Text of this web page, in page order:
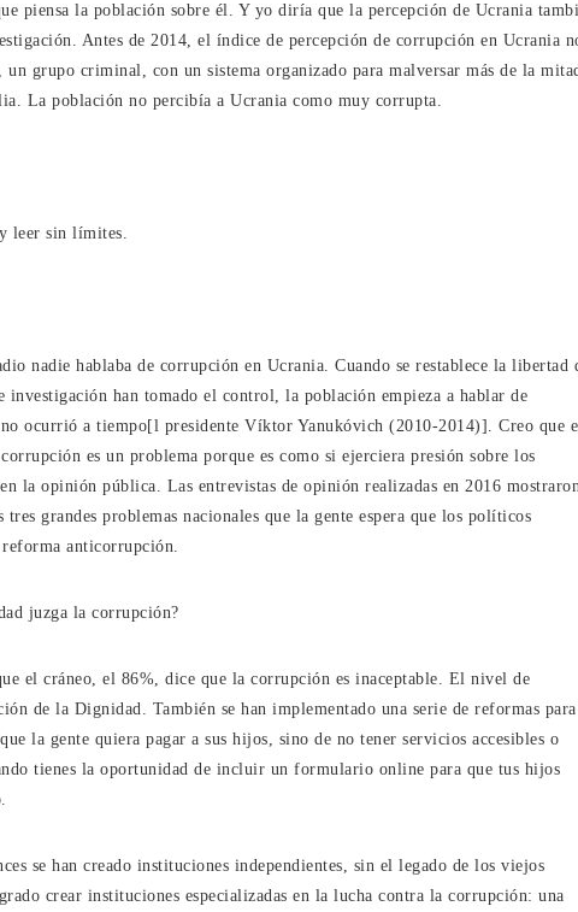
piensa la población sobre él. Y yo diría que la percepción de Ucrania
Antes de 2014, el índice de percepción de corrupción en Ucrania
grupo criminal, con un sistema organizado para malversar más de la
La población no percibía a Ucrania como muy corrupta.
leer sin límites.
nadie hablaba de corrupción en Ucrania. Cuando se restablece la libertad
investigación han tomado el control, la población empieza a hablar de
ocurrió a tiempo[l presidente Víktor Yanukóvich (2010-2014)]. Creo que
es un problema porque es como si ejerciera presión sobre los
la opinión pública. Las entrevistas de opinión realizadas en 2016
grandes problemas nacionales que la gente espera que los políticos
anticorrupción.
juzga la corrupción?
el cráneo, el 86%, dice que la corrupción es inaceptable. El nivel de
de la Dignidad. También se han implementado una serie de reformas para
la gente quiera pagar a sus hijos, sino de no tener servicios accesibles o
tienes la oportunidad de incluir un formulario online para que tus hijos
se han creado instituciones independientes, sin el legado de los viejos
crear instituciones especializadas en la lucha contra la corrupción: una